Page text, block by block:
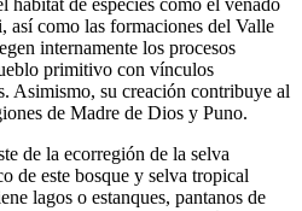
así como las formaciones del Valle
internamente los procesos
primitivo con vínculos
Asimismo, su creación contribuye al
de Madre de Dios y Puno.
de la ecorregión de la selva
de este bosque y selva tropical
lagos o estanques, pantanos de